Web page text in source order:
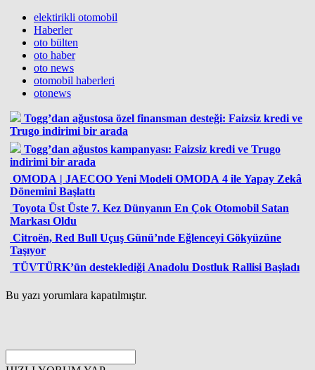
elektirikli otomobil
Haberler
oto bülten
oto haber
oto news
otomobil haberleri
otonews
Togg’dan ağustosa özel finansman desteği: Faizsiz kredi ve
Trugo indirimi bir arada
Togg’dan ağustos kampanyası: Faizsiz kredi ve Trugo
indirimi bir arada
OMODA | JAECOO Yeni Modeli OMODA 4 ile Yapay Zekâ
Dönemini Başlattı
Toyota Üst Üste 7. Kez Dünyanın En Çok Otomobil Satan
Markası Oldu
Citroën, Red Bull Uçuş Günü’nde Eğlenceyi Gökyüzüne
Taşıyor
TÜVTÜRK’ün desteklediği Anadolu Dostluk Rallisi Başladı
Bu yazı yorumlara kapatılmıştır.